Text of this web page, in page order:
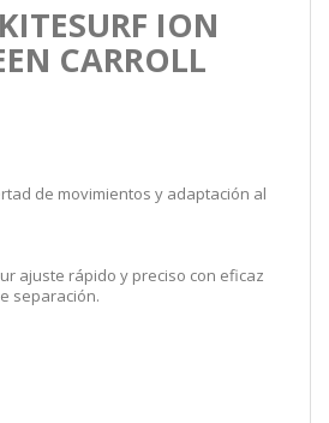
ION
CARROLL
de movimientos y adaptación al
ajuste rápido y preciso con eficaz
separación.